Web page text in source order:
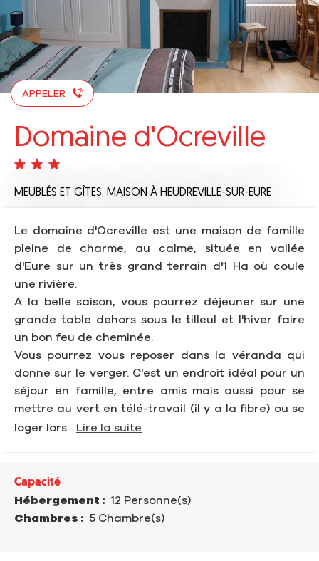
APPELER
Domaine d'Ocreville
MEUBLÉS ET GÎTES, MAISON À HEUDREVILLE-SUR-EURE
Le domaine d'Ocreville est une maison de famille
pleine de charme, au calme, située en vallée
d'Eure sur un très grand terrain d'1 Ha où coule
une rivière.
A la belle saison, vous pourrez déjeuner sur une
grande table dehors sous le tilleul et l'hiver faire
un bon feu de cheminée.
Vous pourrez vous reposer dans la véranda qui
donne sur le verger. C'est un endroit idéal pour un
séjour en famille, entre amis mais aussi pour se
mettre au vert en télé-travail (il y a la fibre) ou se
loger lors... Lire la suite
Capacité
Hébergement : 12 Personne(s)
Chambres : 5 Chambre(s)